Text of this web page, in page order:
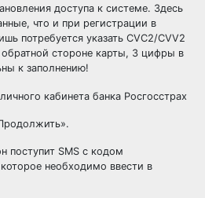
доступа к системе. Здесь
что и при регистрации в
потребуется указать CVC2/CVV2
стороне карты, 3 цифры в
к заполнению!
поступит SMS с кодом
необходимо ввести в